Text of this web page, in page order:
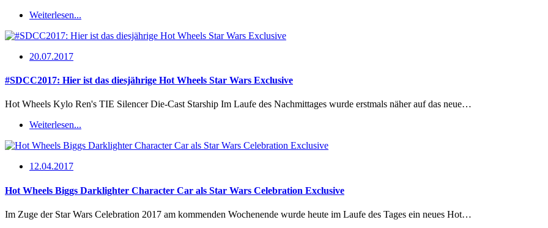
Weiterlesen...
20.07.2017
#SDCC2017: Hier ist das diesjährige Hot Wheels Star Wars Exclusive
Hot Wheels Kylo Ren's TIE Silencer Die-Cast Starship Im Laufe des Nachmittages wurde erstmals näher auf das neue…
Weiterlesen...
12.04.2017
Hot Wheels Biggs Darklighter Character Car als Star Wars Celebration Exclusive
Im Zuge der Star Wars Celebration 2017 am kommenden Wochenende wurde heute im Laufe des Tages ein neues Hot…